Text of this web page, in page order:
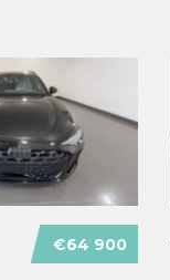
€64 900